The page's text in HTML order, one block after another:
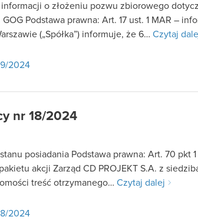
o złożeniu pozwu zbiorowego
Podstawa prawna: Art. 17 ust. 1 MAR –
(„Spółka”) informuje, że 6… Czytaj
2024
nr 18/2024
posiadania Podstawa prawna: Art. 70 pkt
akcji Zarząd CD PROJEKT S.A. z
treść otrzymanego… Czytaj dalej
2024